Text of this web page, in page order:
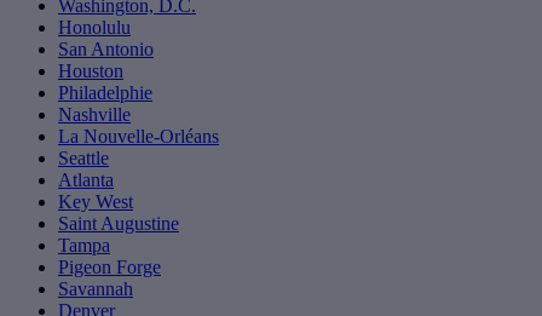
Washington, D.C.
Honolulu
San Antonio
Houston
Philadelphie
Nashville
La Nouvelle-Orléans
Seattle
Atlanta
Key West
Saint Augustine
Tampa
Pigeon Forge
Savannah
Denver